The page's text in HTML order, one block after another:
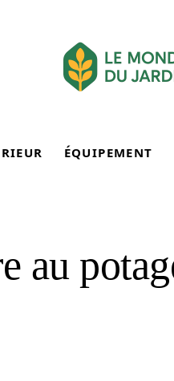
ÉQUIPEMENT
au